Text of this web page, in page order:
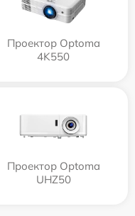
Проектор Optoma
4K550
Проектор Optoma
UHZ50